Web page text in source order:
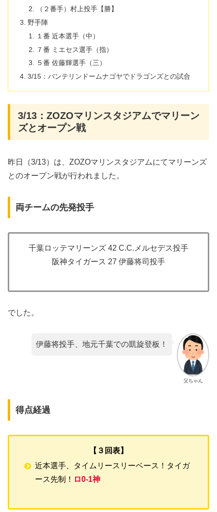
（２番手）村上投手【勝】
野手陣
１番 近本選手（中）
７番 ミエセス選手（指）
５番 佐藤輝選手（三）
3/15：バンテリンドームナゴヤでドラゴンズとの試合
3/13：ZOZOマリンスタジアムでマリーン
ズとオープン戦
昨日（3/13）は、ZOZOマリンスタジアムにてマリーンズ
とのオープン戦が行われました。
両チームの先発投手
千葉ロッテマリーンズ 42 C.C.メルセデス投手
阪神タイガース 27 伊藤将司投手
でした。
父ちゃん
伊藤将投手、地元千葉での凱旋登板！
得点経過
【３回表】
近本選手、タイムリースリーベース！タイガ
ース先制！ ロ0-1神